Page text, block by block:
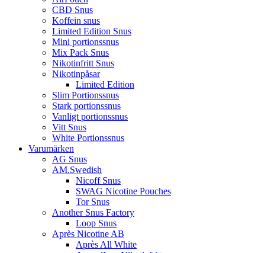
CBD Snus
Koffein snus
Limited Edition Snus
Mini portionssnus
Mix Pack Snus
Nikotinfritt Snus
Nikotinpåsar
Limited Edition
Slim Portionssnus
Stark portionssnus
Vanligt portionssnus
Vitt Snus
White Portionssnus
Varumärken
AG Snus
AM.Swedish
Nicoff Snus
SWAG Nicotine Pouches
Tor Snus
Another Snus Factory
Loop Snus
Après Nicotine AB
Après All White